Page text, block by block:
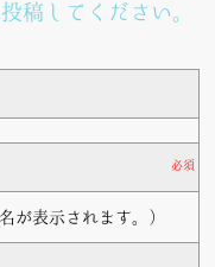
稿してください。
必須
表示されます。）